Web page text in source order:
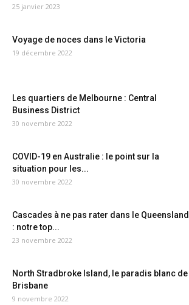
25 janvier 2023
Voyage de noces dans le Victoria
19 décembre 2022
Les quartiers de Melbourne : Central
Business District
30 novembre 2022
COVID-19 en Australie : le point sur la
situation pour les...
30 novembre 2022
Cascades à ne pas rater dans le Queensland
: notre top...
23 novembre 2022
North Stradbroke Island, le paradis blanc de
Brisbane
9 novembre 2022